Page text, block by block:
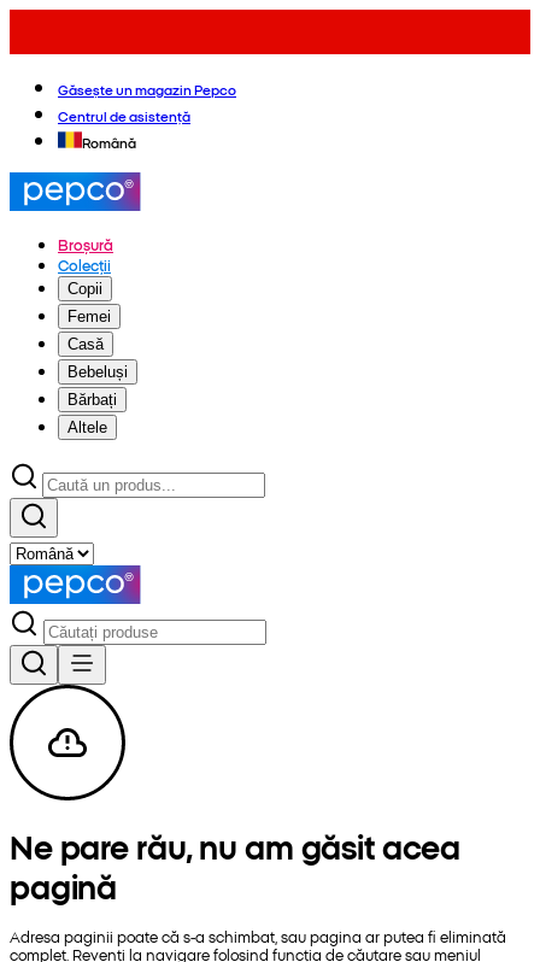
Găsește un magazin Pepco
Centrul de asistență
Română
Broșură
Colecții
Copii
Femei
Casă
Bebeluși
Bărbați
Altele
Ne pare rău, nu am găsit acea
pagină
Adresa paginii poate că s-a schimbat, sau pagina ar putea fi eliminată
complet. Revenți la navigare folosind funcția de căutare sau meniul